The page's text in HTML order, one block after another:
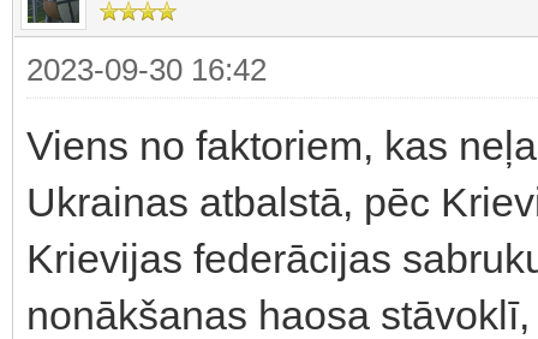
2023-09-30 16:42
Viens no faktoriem, kas
Ukrainas atbalstā, pēc
Krievijas federācijas
nonākšanas haosa